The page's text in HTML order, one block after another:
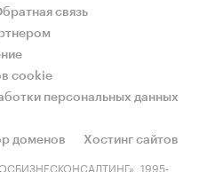
удобрения в
***т / год.
связь
cookie
персональных данных
доменов
Хостинг сайтов
1995-